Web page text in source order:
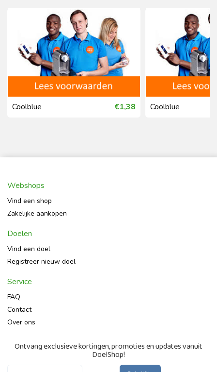
Coolblue €1,38 Coolblue
Webshops
Vind een shop
Zakelijke aankopen
Doelen
Vind een doel
Registreer nieuw doel
Service
FAQ
Contact
Over ons
Ontvang exclusieve kortingen, promoties en updates vanuit
DoelShop!